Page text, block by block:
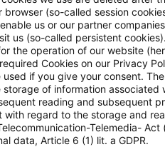
die finale Abstimmung
Grundlage der
in der
hinsichtlich
Management Systeme
Kategorien EU-
(so-called session
us or our partner
us (so-called persistent
the operation of our website
Cookies on our Privacy
if you give your consent.
of information associated
reading and subsequent
with regard to the storage and
Telemedia- Act
data, Article 6 (1) lit. a GDPR.